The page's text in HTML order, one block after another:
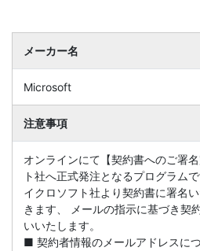
メーカー名
Microsoft
注意事項
オンラインにて【契約書へのご署
ト社へ正式発注となるプログラム
イクロソフト社より契約書に署名
きます、 メールの指示に基づき契
いいたします。
■ 契約者情報のメールアドレスに